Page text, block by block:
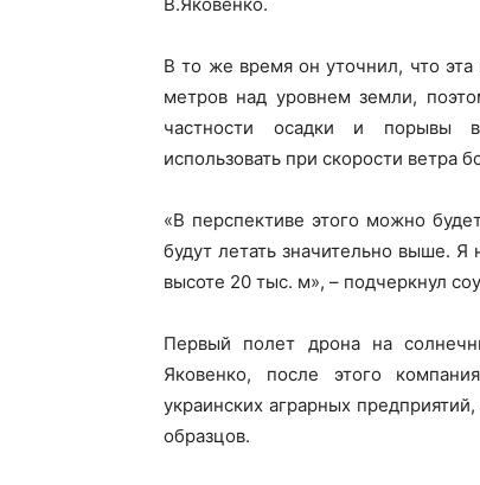
В то же время он уточнил, что эта
метров над уровнем земли,
частности осадки и порывы
использовать при скорости ветра
«В перспективе этого можно
будут летать значительно выше.
высоте 20 тыс. м», – подчеркнул
Первый полет дрона на
Яковенко, после этого
украинских аграрных
образцов.